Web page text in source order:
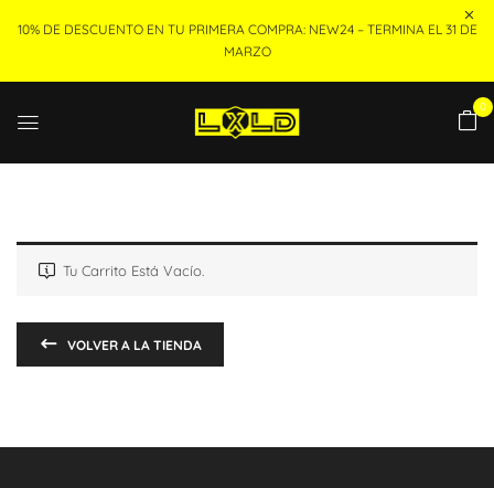
10% DE DESCUENTO EN TU PRIMERA COMPRA: NEW24 – TERMINA EL 31 DE
MARZO
0
Tu Carrito Está Vacío.
VOLVER A LA TIENDA